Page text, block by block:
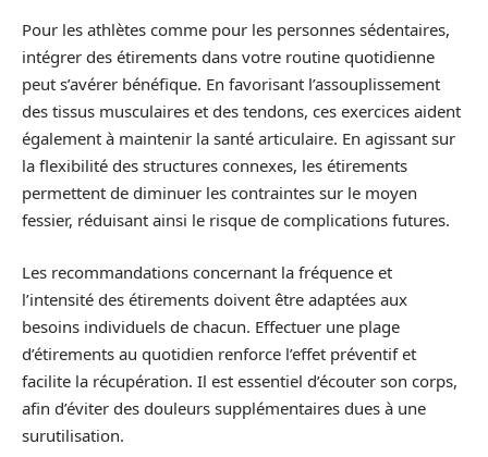
Pour les athlètes comme pour les personnes sédentaires,
intégrer des étirements dans votre routine quotidienne
peut s’avérer bénéfique. En favorisant l’assouplissement
des tissus musculaires et des tendons, ces exercices aident
également à maintenir la santé articulaire. En agissant sur
la flexibilité des structures connexes, les étirements
permettent de diminuer les contraintes sur le moyen
fessier, réduisant ainsi le risque de complications futures.
Les recommandations concernant la fréquence et
l’intensité des étirements doivent être adaptées aux
besoins individuels de chacun. Effectuer une plage
d’étirements au quotidien renforce l’effet préventif et
facilite la récupération. Il est essentiel d’écouter son corps,
afin d’éviter des douleurs supplémentaires dues à une
surutilisation.